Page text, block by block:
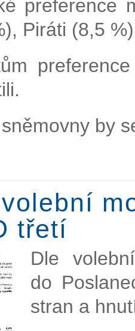
preference
Piráti (8,5
by
třetí
Dle
do
stran a